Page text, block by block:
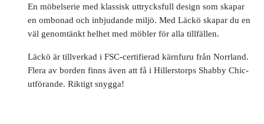
En möbelserie med klassisk uttrycksfull design som skapar
en ombonad och inbjudande miljö. Med Läckö skapar du en
väl genomtänkt helhet med möbler för alla tillfällen.
Läckö är tillverkad i FSC-certifierad kärnfuru från Norrland.
Flera av borden finns även att få i Hillerstorps Shabby Chic-
utförande. Riktigt snygga!